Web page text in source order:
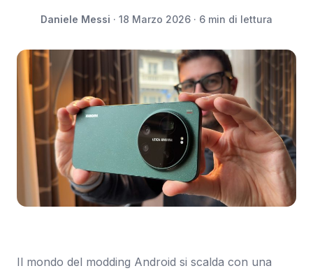
Daniele Messi · 18 Marzo 2026 · 6 min di lettura
Il mondo del modding Android si scalda con una